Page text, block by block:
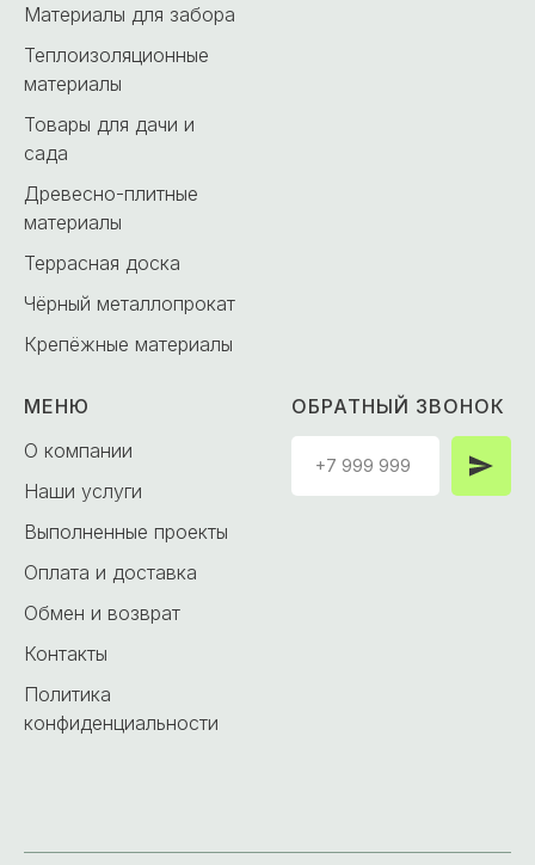
Материалы для забора
Теплоизоляционные
материалы
Товары для дачи и
сада
Древесно-плитные
материалы
Террасная доска
Чёрный металлопрокат
Крепёжные материалы
МЕНЮ
О компании
Наши услуги
Выполненные проекты
Оплата и доставка
Обмен и возврат
Контакты
Политика
конфиденциальности
ОБРАТНЫЙ ЗВОНОК